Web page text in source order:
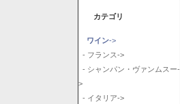
カテゴリ
ワイン->
- フランス->
- シャンパン・ヴァンムスー-
>
- イタリア->